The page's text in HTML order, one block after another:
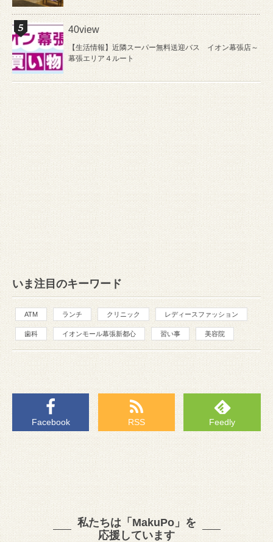
40view
【生活情報】近隣スーパー無料送迎バス イオン幕張店～
幕張エリア４ルート
いま注目のキーワード
ATM ランチ クリニック レディースファッション
歯科 イオンモール幕張新都心 習い事 美容院
Facebook RSS Feedly
私たちは「MakuPo」を
応援しています